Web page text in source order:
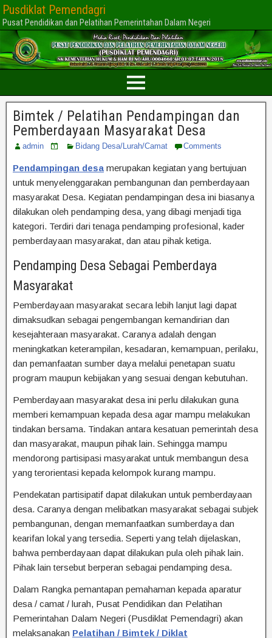
Pusdiklat Pemendagri
Pusat Pendidikan dan Pelatihan Pemerintahan Dalam Negeri
Bimtek / Pelatihan Pendampingan dan
Pemberdayaan Masyarakat Desa
admin Bidang Desa/Lurah/Camat Comments
Pendampingan desa merupakan kegiatan yang bertujuan
untuk menyelenggarakan pembangunan dan pemberdayaan
masyarakat Desa. Kegiatan pendampingan desa ini biasanya
dilakukan oleh pendamping desa, yang dibagi menjadi tiga
kategori. Terdiri dari tenaga pendamping profesional, kader
pemberdayaan masyarakat, dan atau pihak ketiga.
Pendamping Desa Sebagai Pemberdaya
Masyarakat
Pemberdayaan masyarakat secara lebih lanjut lagi dapat
dimaksudkan sebagai pengembangan kemandirian dan
kesejahteraan masyarakat. Caranya adalah dengan
meningkatkan keterampilan, kesadaran, kemampuan, perilaku,
dan pemanfaatan sumber daya melalui penetapan suatu
program maupun kebijakan yang sesuai dengan kebutuhan.
Pemberdayaan masyarakat desa ini perlu dilakukan guna
memberi kemampuan kepada desa agar mampu melakukan
tindakan bersama. Tindakan antara kesatuan pemerintah desa
dan masyarakat, maupun pihak lain. Sehingga mampu
mendorong partisipasi masyarakat untuk membangun desa
yang terorientasi kepada kelompok kurang mampu.
Pendekatan partisipatif dapat dilakukan untuk pemberdayaan
desa. Caranya dengan melibatkan masyarakat sebagai subjek
pembangunan, dengan memanfaatkan sumberdaya dan
kearifan lokal yang tersedia. Seperti yang telah dijelaskan,
bahwa pemberdayaan dapat dilakukan pula oleh pihak lain.
Pihak lain tersebut berperan sebagai pendamping desa.
Dalam Rangka pemantapan pemahaman kepada aparatur
desa / camat / lurah, Pusat Pendidikan dan Pelatihan
Pemerintahan Dalam Negeri (Pusdiklat Pemendagri) akan
melaksanakan Pelatihan / Bimtek / Diklat